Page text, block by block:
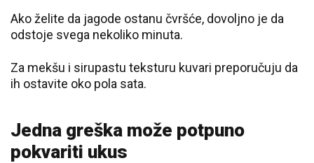
Ako želite da jagode ostanu čvršće, dovoljno je da
odstoje svega nekoliko minuta.
Za mekšu i sirupastu teksturu kuvari preporučuju da
ih ostavite oko pola sata.
Jedna greška može potpuno
pokvariti ukus